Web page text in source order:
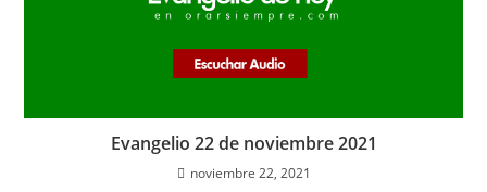
Evangelio 22 de noviembre 2021
noviembre 22, 2021